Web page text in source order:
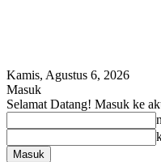
Kamis, Agustus 6, 2026
Masuk
Selamat Datang! Masuk ke